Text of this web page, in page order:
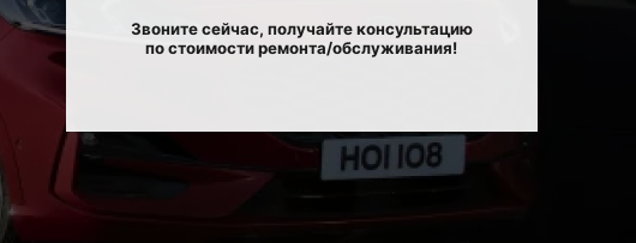
Звоните сейчас, получайте консультацию
по стоимости ремонта/обслуживания!